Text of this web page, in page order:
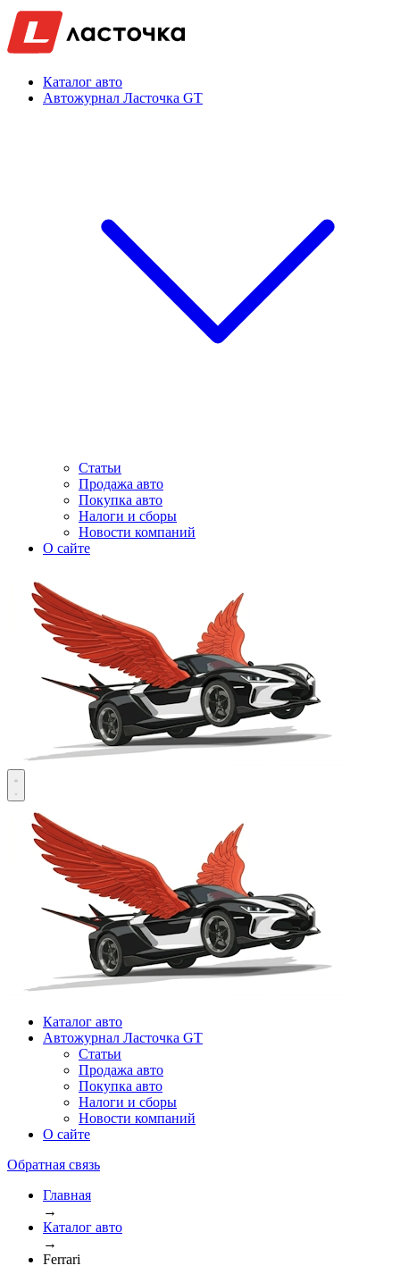
Каталог авто
Автожурнал Ласточка GT
Статьи
Продажа авто
Покупка авто
Налоги и сборы
Новости компаний
О сайте
Каталог авто
Автожурнал Ласточка GT
Статьи
Продажа авто
Покупка авто
Налоги и сборы
Новости компаний
О сайте
Обратная связь
Главная
→
Каталог авто
→
Ferrari